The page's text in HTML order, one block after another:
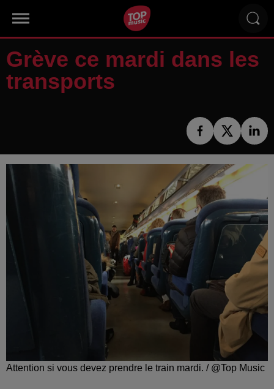
Grève ce mardi dans les
transports
Attention si vous devez prendre le train mardi. / @Top Music